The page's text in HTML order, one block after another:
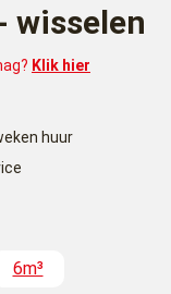
wisselen
Klik hier
huur
6m³